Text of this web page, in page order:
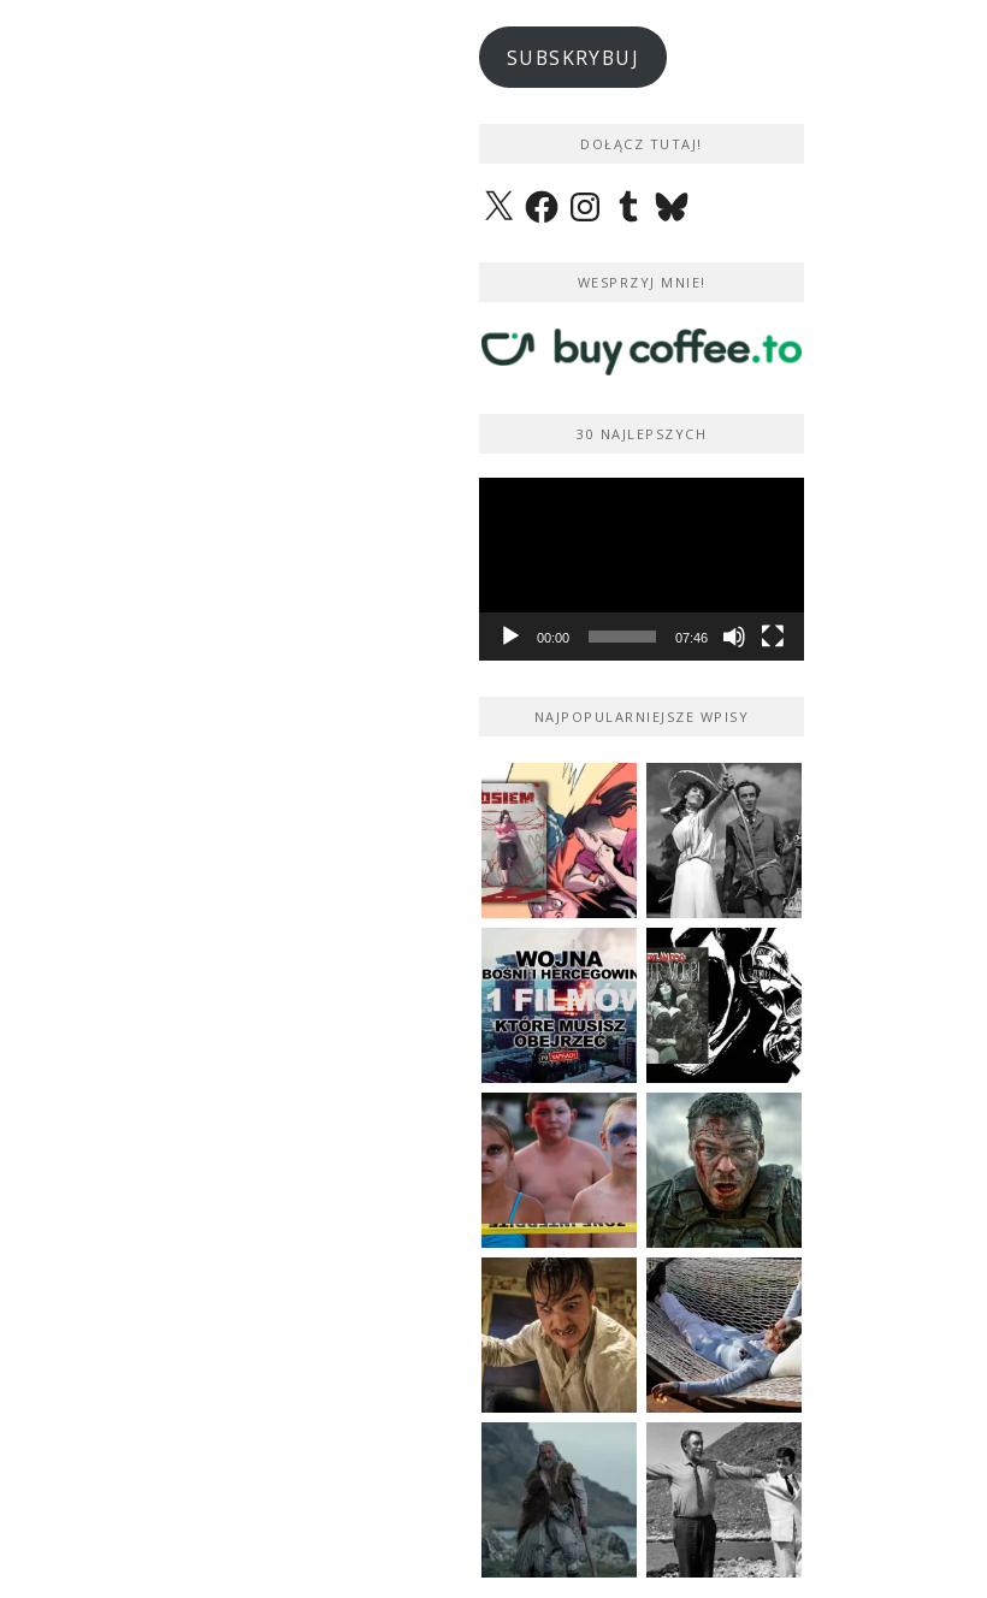
SUBSKRYBUJ
DOŁĄCZ TUTAJ!
X FacebookInstagramTumblrBluesky
WESPRZYJ MNIE!
30 NAJLEPSZYCH
00:00 07:46
NAJPOPULARNIEJSZE WPISY